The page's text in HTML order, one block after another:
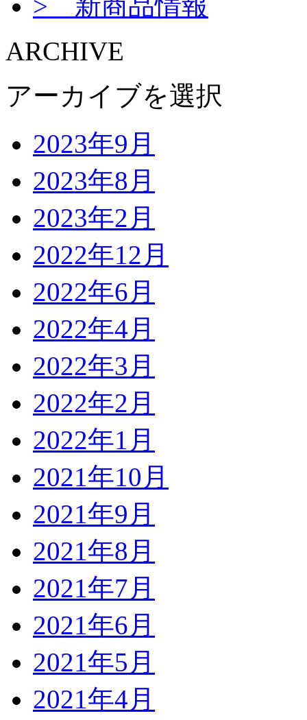
ARCHIVE
アーカイブを選択
2023年9月
2023年8月
2023年2月
2022年12月
2022年6月
2022年4月
2022年3月
2022年2月
2022年1月
2021年10月
2021年9月
2021年8月
2021年7月
2021年6月
2021年5月
2021年4月